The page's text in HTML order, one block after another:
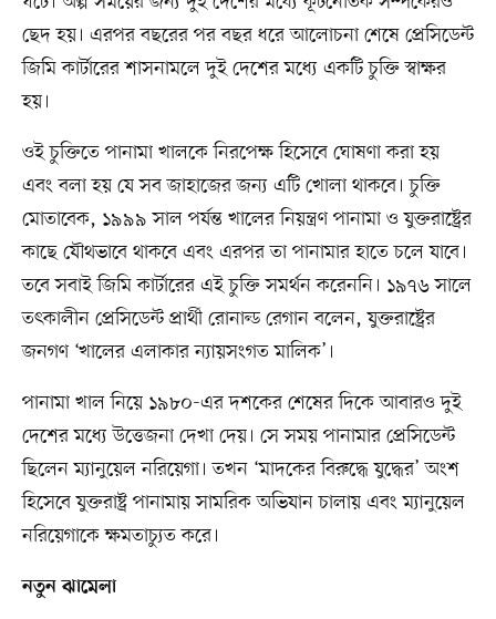
ছেদ হয়। এরপর বছরের পর বছর ধরে আলোচনা শেষে প্রেসিডেন্ট
জিমি কার্টারের শাসনামলে দুই দেশের মধ্যে একটি চুক্তি স্বাক্ষর
হয়।
ওই চুক্তিতে পানামা খালকে নিরপেক্ষ হিসেবে ঘোষণা করা হয়
এবং বলা হয় যে সব জাহাজের জন্য এটি খোলা থাকবে। চুক্তি
মোতাবেক, ১৯৯৯ সাল পর্যন্ত খালের নিয়ন্ত্রণ পানামা ও যুক্তরাষ্ট্রের
কাছে যৌথভাবে থাকবে এবং এরপর তা পানামার হাতে চলে যাবে।
তবে সবাই জিমি কার্টারের এই চুক্তি সমর্থন করেননি। ১৯৭৬ সালে
তৎকালীন প্রেসিডেন্ট প্রার্থী রোনাল্ড রেগান বলেন, যুক্তরাষ্ট্রের
জনগণ ‘খালের এলাকার ন্যায়সংগত মালিক’।
পানামা খাল নিয়ে ১৯৮০-এর দশকের শেষের দিকে আবারও দুই
দেশের মধ্যে উত্তেজনা দেখা দেয়। সে সময় পানামার প্রেসিডেন্ট
ছিলেন ম্যানুয়েল নরিয়েগা। তখন ‘মাদকের বিরুদ্ধে যুদ্ধের’ অংশ
হিসেবে যুক্তরাষ্ট্র পানামায় সামরিক অভিযান চালায় এবং ম্যানুয়েল
নরিয়েগাকে ক্ষমতাচ্যুত করে।
নতুন ঝামেলা